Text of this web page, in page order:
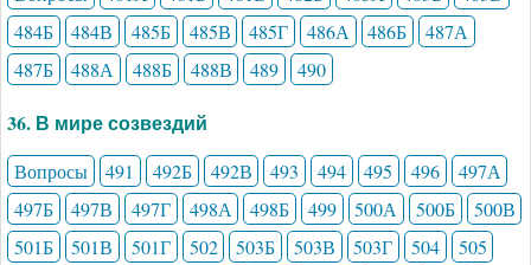
484Б
484В 485Б 485В 485Г 486А 486Б
487А
487Б
488А 488Б 488В 489 490
36. В мире созвездий
Вопросы 491 492Б 492В 493 494 495 496
497А
497Б
497В 497Г 498А 498Б 499 500А 500Б
500В
501Б
501В 501Г 502 503Б 503В 503Г 504
505